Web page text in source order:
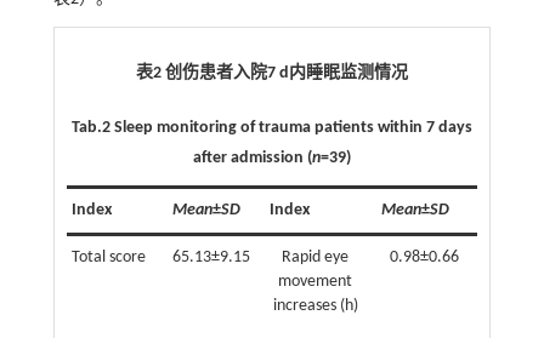
表2 创伤患者入院7 d内睡眠监测情况
Tab.2 Sleep monitoring of trauma patients within 7 days
after admission (n=39)
Index Mean±SD Index Mean±SD
Total score 65.13±9.15
Rapid eye
movement
increases (h)
0.98±0.66